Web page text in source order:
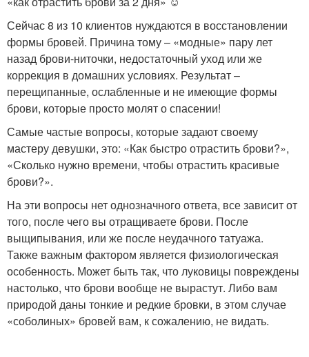
Сейчас 8 из 10 клиентов нуждаются в восстановлении
формы бровей. Причина тому – «модные» пару лет
назад брови-ниточки, недостаточный уход или же
коррекция в домашних условиях. Результат –
перещипанные, ослабленные и не имеющие формы
брови, которые просто молят о спасении!
Самые частые вопросы, которые задают своему
мастеру девушки, это: «Как быстро отрастить брови?»,
«Сколько нужно времени, чтобы отрастить красивые
брови?».
На эти вопросы нет однозначного ответа, все зависит от
того, после чего вы отращиваете брови. После
выщипывания, или же после неудачного татуажа.
Также важным фактором является физиологическая
особенность. Может быть так, что луковицы повреждены
настолько, что брови вообще не вырастут. Либо вам
природой даны тонкие и редкие бровки, в этом случае
«соболиных» бровей вам, к сожалению, не видать.